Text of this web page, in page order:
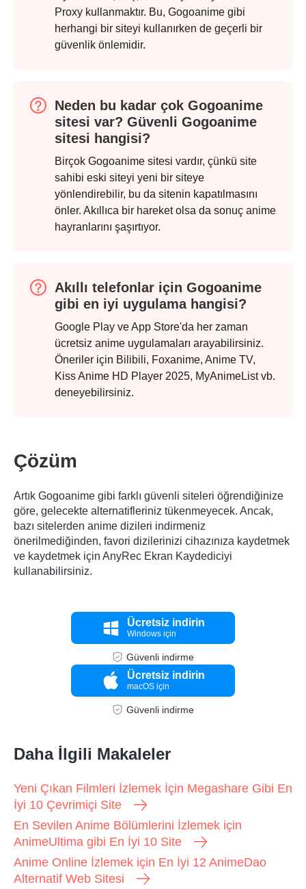
Proxy kullanmaktır. Bu, Gogoanime gibi
herhangi bir siteyi kullanırken de geçerli bir
güvenlik önlemidir.
Neden bu kadar çok Gogoanime
sitesi var? Güvenli Gogoanime
sitesi hangisi?
Birçok Gogoanime sitesi vardır, çünkü site
sahibi eski siteyi yeni bir siteye
yönlendirebilir, bu da sitenin kapatılmasını
önler. Akıllıca bir hareket olsa da sonuç anime
hayranlarını şaşırtıyor.
Akıllı telefonlar için Gogoanime
gibi en iyi uygulama hangisi?
Google Play ve App Store'da her zaman
ücretsiz anime uygulamaları arayabilirsiniz.
Öneriler için Bilibili, Foxanime, Anime TV,
Kiss Anime HD Player 2025, MyAnimeList vb.
deneyebilirsiniz.
Çözüm
Artık Gogoanime gibi farklı güvenli siteleri öğrendiğinize
göre, gelecekte alternatifleriniz tükenmeyecek. Ancak,
bazı sitelerden anime dizileri indirmeniz
önerilmediğinden, favori dizilerinizi cihazınıza kaydetmek
ve kaydetmek için AnyRec Ekran Kaydediciyi
kullanabilirsiniz.
Ücretsiz indirin
Windows için
Güvenli indirme
Ücretsiz indirin
macOS için
Güvenli indirme
Daha İlgili Makaleler
Yeni Çıkan Filmleri İzlemek İçin Megashare Gibi En
İyi 10 Çevrimiçi Site
En Sevilen Anime Bölümlerini İzlemek için
AnimeUltima gibi En İyi 10 Site
Anime Online İzlemek için En İyi 12 AnimeDao
Alternatif Web Sitesi